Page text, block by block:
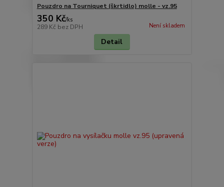
Pouzdro na Tourniquet (škrtidlo) molle - vz.95
350 Kč/ks
289 Kč bez DPH Není skladem
Detail